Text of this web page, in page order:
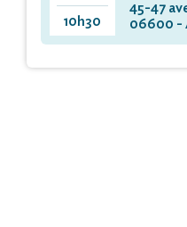
10h30
45-47
06600 -